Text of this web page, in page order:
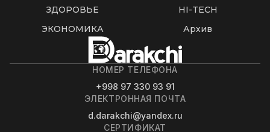
ЗДОРОВЬЕ
HI-TECH
ЭКОНОМИКА
Архив
НОМЕР ТЕЛЕФОНА
+998 97 330 93 91
ЭЛЕКТРОННАЯ ПОЧТА
d.darakchi@yandex.ru
СЕРТИФИКАТ